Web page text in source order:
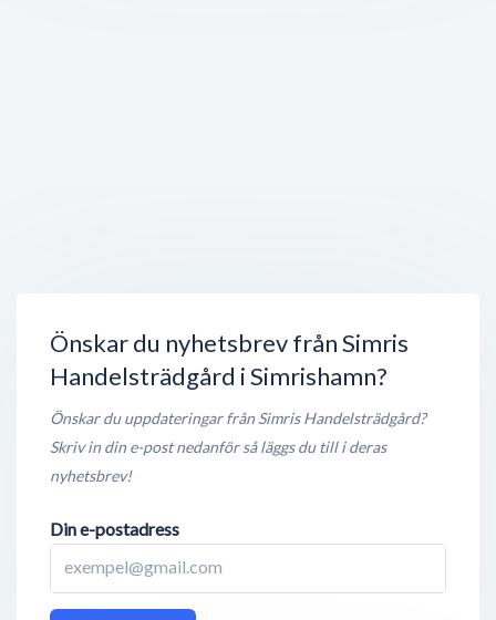
Önskar du nyhetsbrev från Simris
Handelsträdgård i Simrishamn?
Önskar du uppdateringar från Simris Handelsträdgård?
Skriv in din e-post nedanför så läggs du till i deras
nyhetsbrev!
Din e-postadress